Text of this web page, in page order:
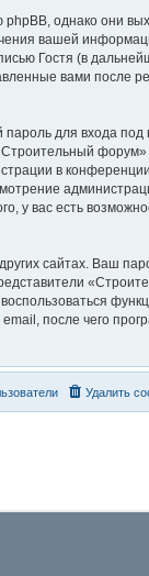
однако они
вашей
Гостя (в
вами после
для входа под
форум»
в
у вас есть
сайтах. Ваш
после чего
Удалить